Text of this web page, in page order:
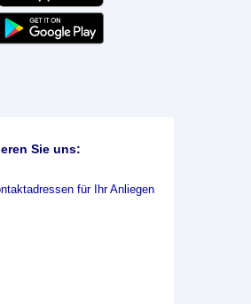
Sie uns:
für Ihr Anliegen